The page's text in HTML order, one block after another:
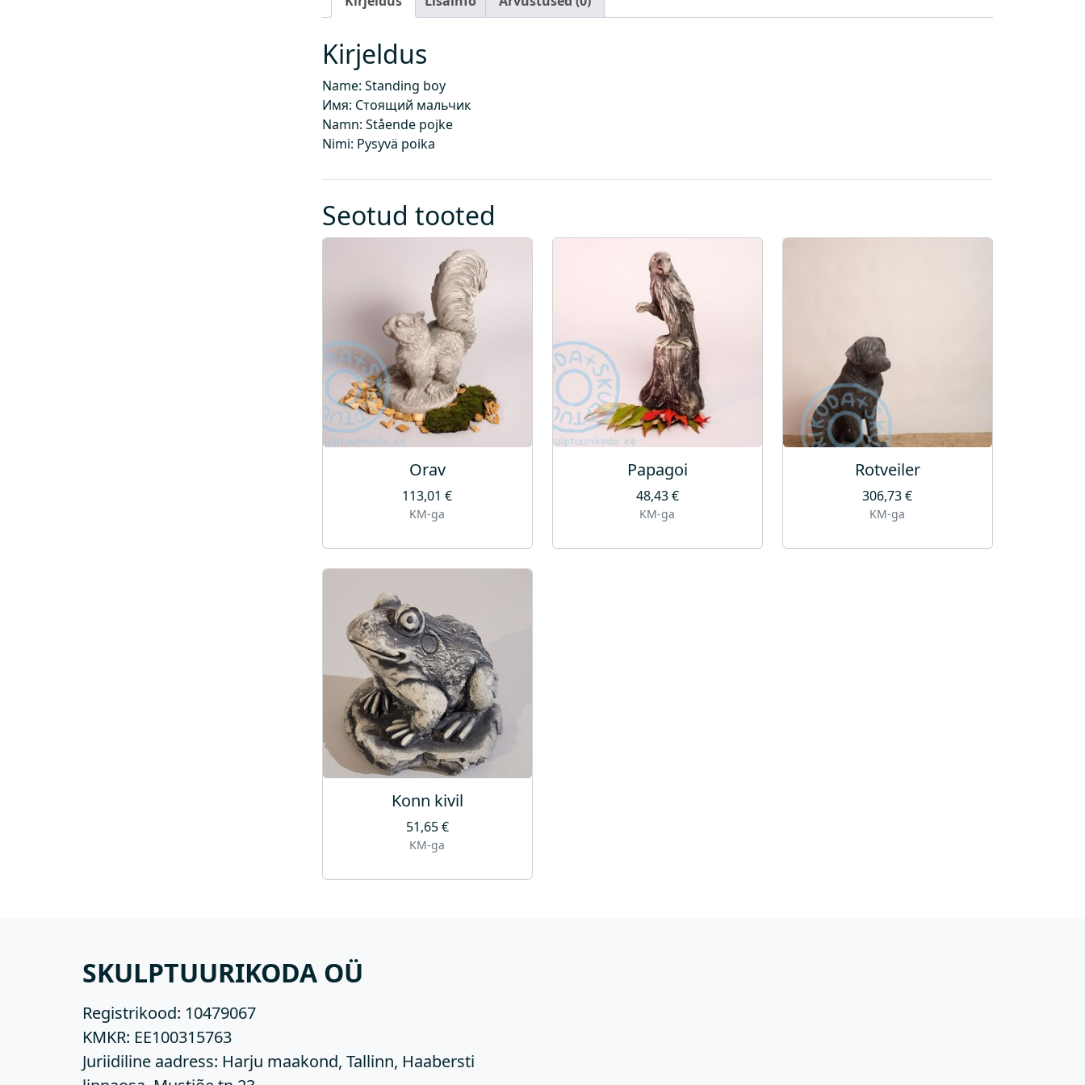
Kirjeldus
Name: Standing boy
Имя: Стоящий мальчик
Namn: Stående pojke
Nimi: Pysyvä poika
Seotud tooted
Orav
113,01€
KM-ga
Papagoi
48,43€
KM-ga
Rotveiler
306,73€
KM-ga
Konn kivil
51,65€
KM-ga
SKULPTUURIKODA OÜ
Registrikood: 10479067
KMKR: EE100315763
Juriidiline aadress: Harju maakond, Tallinn, Haabersti